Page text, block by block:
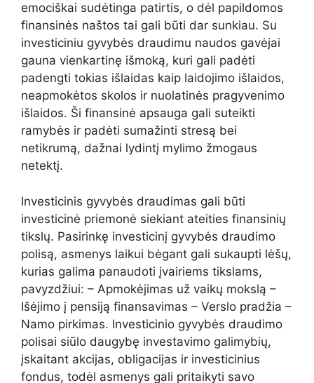
emociškai sudėtinga patirtis, o dėl papildomos
finansinės naštos tai gali būti dar sunkiau. Su
investiciniu gyvybės draudimu naudos gavėjai
gauna vienkartinę išmoką, kuri gali padėti
padengti tokias išlaidas kaip laidojimo išlaidos,
neapmokėtos skolos ir nuolatinės pragyvenimo
išlaidos. Ši finansinė apsauga gali suteikti
ramybės ir padėti sumažinti stresą bei
netikrumą, dažnai lydintį mylimo žmogaus
netektį.
Investicinis gyvybės draudimas gali būti
investicinė priemonė siekiant ateities finansinių
tikslų. Pasirinkę investicinį gyvybės draudimo
polisą, asmenys laikui bėgant gali sukaupti lėšų,
kurias galima panaudoti įvairiems tikslams,
pavyzdžiui: – Apmokėjimas už vaikų mokslą –
Išėjimo į pensiją finansavimas – Verslo pradžia –
Namo pirkimas. Investicinio gyvybės draudimo
polisai siūlo daugybę investavimo galimybių,
įskaitant akcijas, obligacijas ir investicinius
fondus, todėl asmenys gali pritaikyti savo